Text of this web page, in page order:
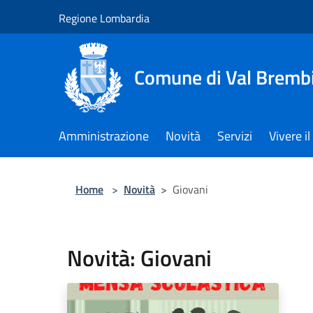
Regione Lombardia
Comune di Val
Amministrazione Novità Servizi Vivere
Home > Novità > Giovani
Novità: Giovani